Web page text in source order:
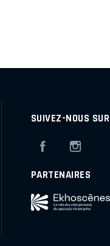
SUIVEZ-NOUS SUR
Facebook
PARTENAIRES